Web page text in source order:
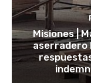
Misiones |
aserradero